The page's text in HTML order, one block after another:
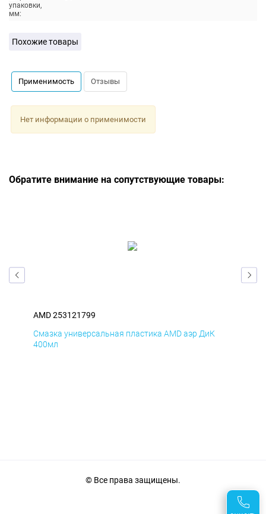
упаковки,
мм:
Похожие товары
Применимость Отзывы
Нет информации о применимости
Обратите внимание на сопутствующие товары:
AMD 253121799
Смазка универсальная пластика AMD аэр ДиК
400мл
© Все права защищены.